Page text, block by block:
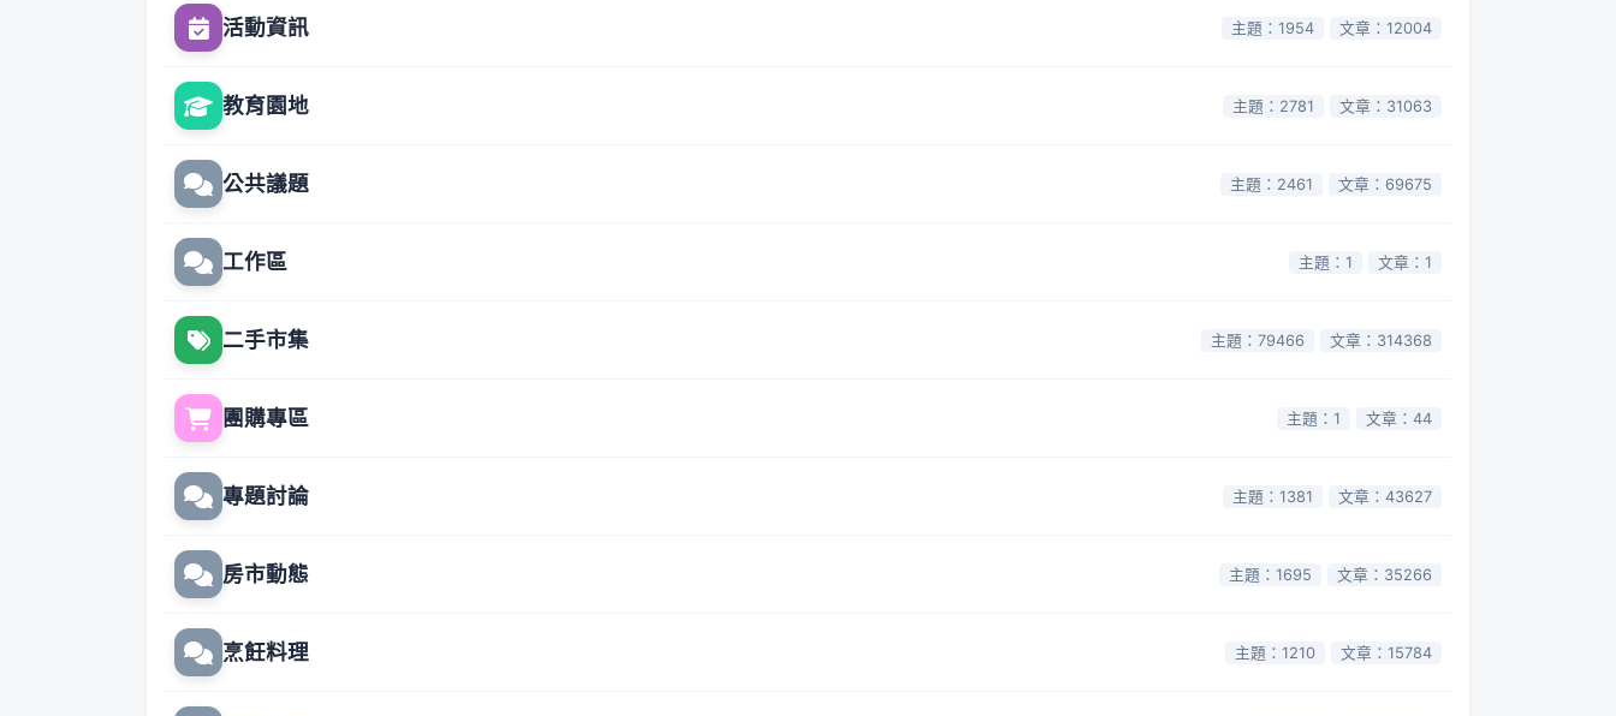
活動資訊 主題：1954 文章：12004
教育園地 主題：2781 文章：31063
公共議題 主題：2461 文章：69675
工作區 主題：1 文章：1
二手市集 主題：79466 文章：314368
團購專區 主題：1 文章：44
專題討論 主題：1381 文章：43627
房市動態 主題：1695 文章：35266
烹飪料理 主題：1210 文章：15784